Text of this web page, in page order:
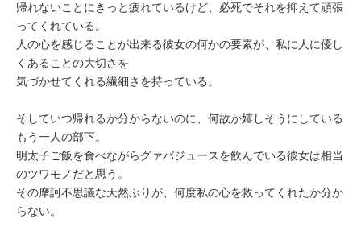
帰れないことにきっと疲れているけど、必死でそれを抑えて頑張
ってくれている。
人の心を感じることが出来る彼女の何かの要素が、私に人に優し
くあることの大切さを
気づかせてくれる繊細さを持っている。
そしていつ帰れるか分からないのに、何故か嬉しそうにしている
もう一人の部下。
明太子ご飯を食べながらグァバジュースを飲んでいる彼女は相当
のツワモノだと思う。
その摩訶不思議な天然ぶりが、何度私の心を救ってくれたか分か
らない。